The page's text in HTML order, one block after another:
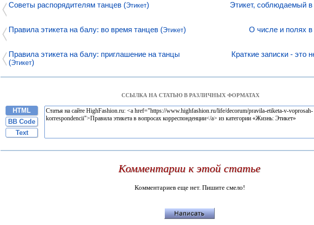
Советы распорядителям танцев (Этикет)
Правила этикета на балу: во время танцев (Этикет)
Правила этикета на балу: приглашение на танцы
(Этикет)
Этикет, соблюдаемый
О числе и полях
Краткие записки - это
ССЫЛКА НА СТАТЬЮ В РАЗЛИЧНЫХ ФОРМАТАХ
HTML
BB Code
Text
Комментарии к этой статье
Комментариев еще нет. Пишите смело!